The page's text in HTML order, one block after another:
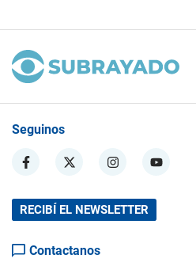
Seguinos
RECIBÍ EL NEWSLETTER
Contactanos